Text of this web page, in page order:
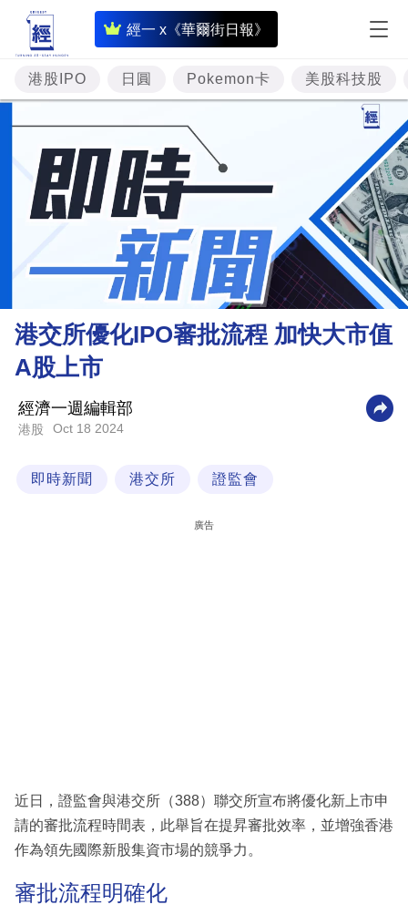
經一 x《華爾街日報》
即
時
財
經
專
題
投
資
樓
市
財
業
科
區
港股IPO 日圓 Pokemon卡 美股科技股
港交所優化IPO審批流程 加快大市值
A股上市
經濟一週編輯部
港股 Oct 18 2024
即時新聞 港交所 證監會
廣告
近日，證監會與港交所（388）聯交所宣布將優化新上市申
請的審批流程時間表，此舉旨在提昇審批效率，並增強香港
作為領先國際新股集資市場的競爭力。
審批流程明確化